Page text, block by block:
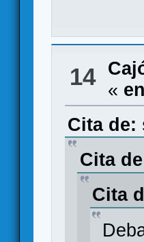
14
«
Cita de:
Cita
Cita